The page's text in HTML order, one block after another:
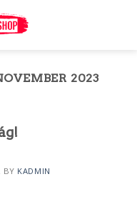
2023
BY KADMIN